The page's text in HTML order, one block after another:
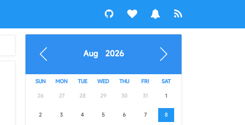
Aug 2026
SUN MON TUE WED THU FRI SAT
26 27 28 29 30 31 1
2 3 4 5 6 7 8